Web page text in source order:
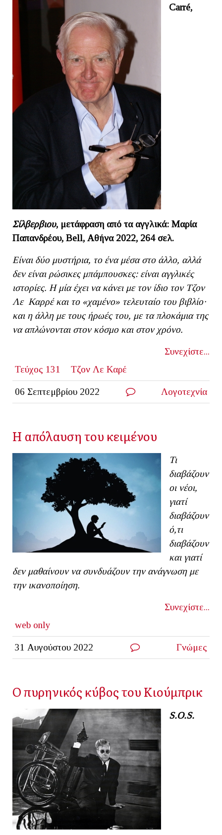
Carré,
Σίλβερβιου, μετάφραση από τα αγγλικά: Μαρία
Παπανδρέου, Bell, Αθήνα 2022, 264 σελ.
Είναι δύο μυστήρια, το ένα μέσα στο άλλο, αλλά
δεν είναι ρώσικες μπάμπουσκες: είναι αγγλικές
ιστορίες. Η μία έχει να κάνει με τον ίδιο τον Τζον
Λε Καρρέ και το «χαμένο» τελευταίο του βιβλίο·
και η άλλη με τους ήρωές του, με τα πλοκάμια της
να απλώνονται στον κόσμο και στον χρόνο.
Συνεχίστε...
Τεύχος 131
Τζον Λε Καρέ
06 Σεπτεμβρίου 2022 Λογοτεχνία
Η απόλαυση του κειμένου
Τι
διαβάζουν
οι νέοι,
γιατί
διαβάζουν
ό,τι
διαβάζουν
και γιατί
δεν μαθαίνουν να συνδυάζουν την ανάγνωση με
την ικανοποίηση.
Συνεχίστε...
web only
31 Αυγούστου 2022 Γνώμες
Ο πυρηνικός κύβος του Κιούμπρικ
S.O.S.